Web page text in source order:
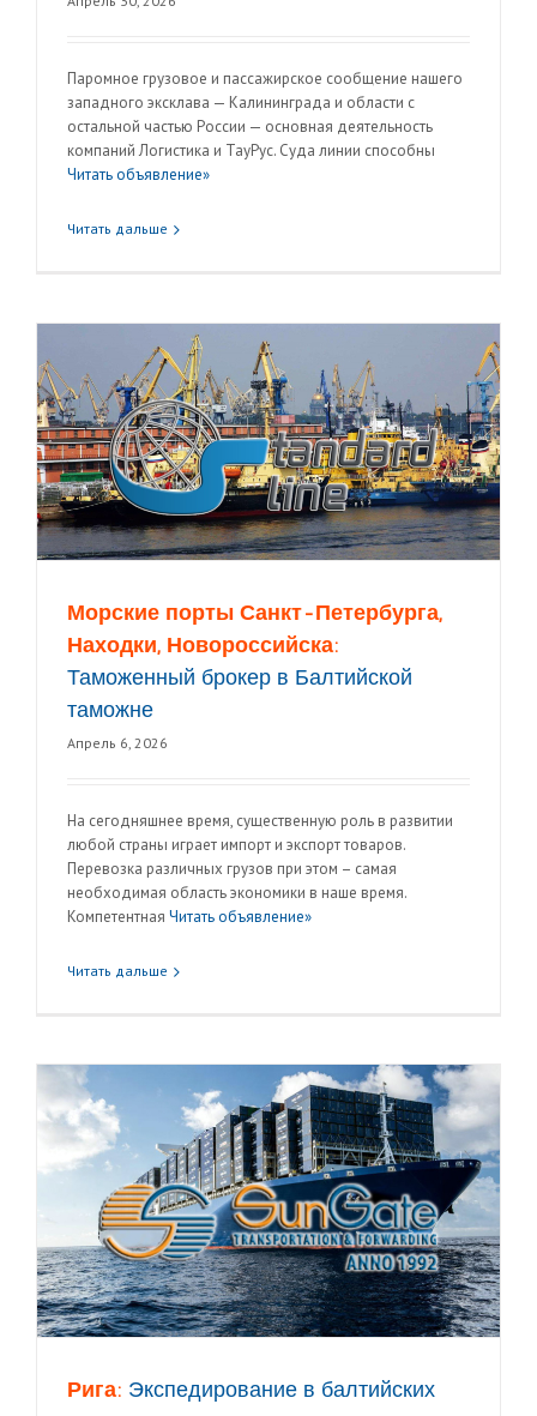
Паромное грузовое и пассажирское сообщение нашего
западного эксклава — Калининграда и области с
остальной частью России — основная деятельность
компаний Логистика и ТауРус. Суда линии способны
Читать объявление»
Читать дальше
Морские порты Санкт-Петербурга,
Находки, Новороссийска:
Таможенный брокер в Балтийской
таможне
Апрель 6, 2026
На сегодняшнее время, существенную роль в развитии
любой страны играет импорт и экспорт товаров.
Перевозка различных грузов при этом – самая
необходимая область экономики в наше время.
Компетентная Читать объявление»
Читать дальше
Рига: Экспедирование в балтийских